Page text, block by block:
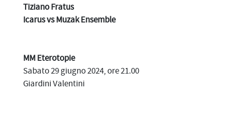
Tiziano Fratus
Icarus vs Muzak Ensemble
MM Eterotopie
Sabato 29 giugno 2024, ore 21.00
Giardini Valentini